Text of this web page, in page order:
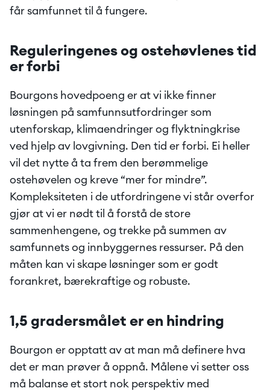
får samfunnet til å fungere.
Reguleringenes og ostehøvlenes tid
er forbi
Bourgons hovedpoeng er at vi ikke finner
løsningen på samfunnsutfordringer som
utenforskap, klimaendringer og flyktningkrise
ved hjelp av lovgivning. Den tid er forbi. Ei heller
vil det nytte å ta frem den berømmelige
ostehøvelen og kreve “mer for mindre”.
Kompleksiteten i de utfordringene vi står overfor
gjør at vi er nødt til å forstå de store
sammenhengene, og trekke på summen av
samfunnets og innbyggernes ressurser. På den
måten kan vi skape løsninger som er godt
forankret, bærekraftige og robuste.
1,5 gradersmålet er en hindring
Bourgon er opptatt av at man må definere hva
det er man prøver å oppnå. Målene vi setter oss
må balanse et stort nok perspektiv med